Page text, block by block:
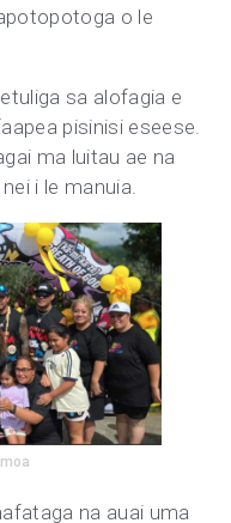
o le
sa alofagia e
pisinisi eseese.
ma luitau ae na
i le manuia.
na auai uma